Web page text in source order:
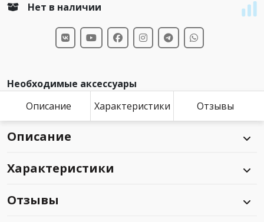
Нет в наличии
Необходимые аксессуары
Описание
Характеристики Отзывы
Описание
Характеристики
Отзывы